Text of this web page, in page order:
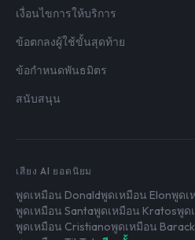
เงื่อนไขการให้บริการ
ข้อตกลงผู้ใช้ขั้นสุดท้าย
ข้อกำหนดพันธมิตร
สนับสนุน
เสียง AI ยอดนิยม
พูดเหมือน Donaldพูดเหมือน Elonพูดเ
พูดเหมือน Santaพูดเหมือน Kratosพูด
พูดเหมือน Cristianoพูดเหมือน Barack